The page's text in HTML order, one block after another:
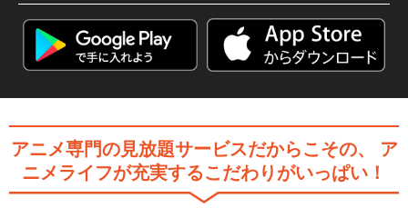
第76話
ドラゴンボール超 第77話～
第131話
アニメ専門の見放題サービスだからこその、
ア
ニメライフが充実するこだわりがいっぱい！